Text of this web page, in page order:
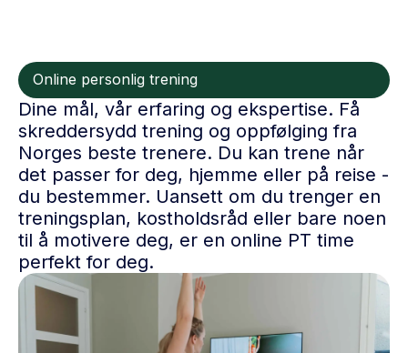
Online personlig trening
Dine mål, vår erfaring og ekspertise. Få
skreddersydd trening og oppfølging fra
Norges beste trenere. Du kan trene når
det passer for deg, hjemme eller på reise -
du bestemmer. Uansett om du trenger en
treningsplan, kostholdsråd eller bare noen
til å motivere deg, er en online PT time
perfekt for deg.